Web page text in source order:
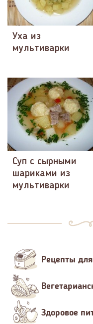
Уха из
мультиварки
Суп с сырными
шариками из
мультиварки
Рецепты
Здоровое